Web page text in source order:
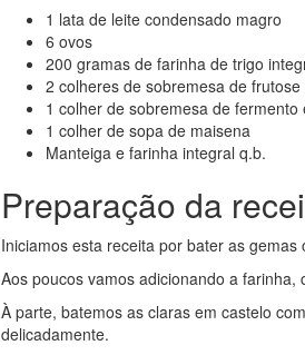
1 lata de leite condensado magro
6 ovos
200 gramas de farinha de trigo
2 colheres de sobremesa de frutose
1 colher de sobremesa de fermento
1 colher de sopa de maisena
Manteiga e farinha integral q.b.
Preparação da
Iniciamos esta receita por bater as gemas
Aos poucos vamos adicionando a farinha,
À parte, batemos as claras em castelo
delicadamente.